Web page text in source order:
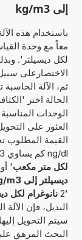
إلى kg/m3
باستخدام هذه
لكل ديسيلتر'.
ثم، الآلة
الحالة اختر
الوحدات
العثور على
ng/dl كم يساوي kg/m3' أو '88
لكل متر مكعب' أو
ديسيلتر إلى kg/m3
'2
نانوغرام لكل
البديل، فإن
سيتم التحويل
البحث المرهق